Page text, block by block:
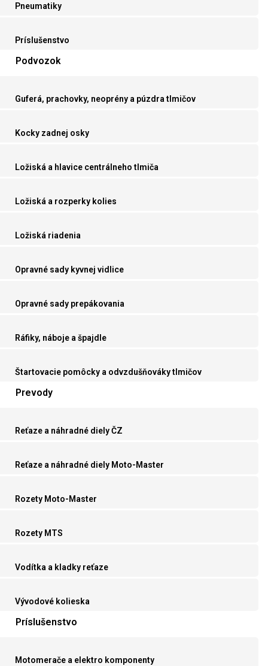
Pneumatiky
Príslušenstvo
Podvozok
Guferá, prachovky, neoprény a púzdra tlmičov
Kocky zadnej osky
Ložiská a hlavice centrálneho tlmiča
Ložiská a rozperky kolies
Ložiská riadenia
Opravné sady kyvnej vidlice
Opravné sady prepákovania
Ráfiky, náboje a špajdle
Štartovacie pomôcky a odvzdušňováky tlmičov
Prevody
Reťaze a náhradné diely ČZ
Reťaze a náhradné diely Moto-Master
Rozety Moto-Master
Rozety MTS
Vodítka a kladky reťaze
Vývodové kolieska
Príslušenstvo
Motomerače a elektro komponenty